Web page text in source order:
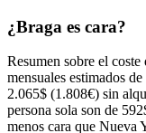
¿Braga es cara?
Resumen sobre el
mensuales estimados
2.065$ (1.808€) sin
persona sola son de
menos cara que Nueva